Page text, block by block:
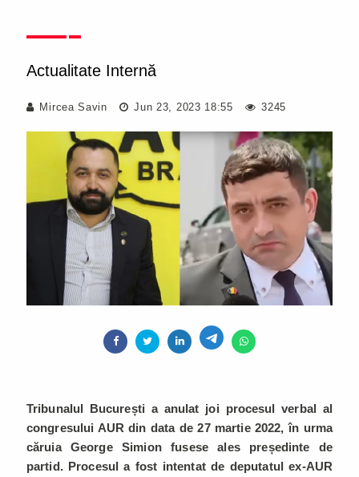
Actualitate Internă
Mircea Savin Jun 23, 2023 18:55 3245
Tribunalul București a anulat joi procesul verbal al
congresului AUR din data de 27 martie 2022, în urma
căruia George Simion fusese ales președinte de
partid. Procesul a fost intentat de deputatul ex-AUR